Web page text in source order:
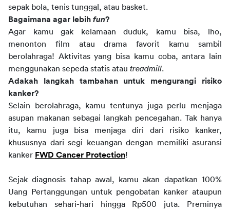
sepak bola, tenis tunggal, atau basket.
Bagaimana agar lebih fun?
Agar kamu gak kelamaan duduk, kamu bisa, lho,
menonton film atau drama favorit kamu sambil
berolahraga! Aktivitas yang bisa kamu coba, antara lain
menggunakan sepeda statis atau treadmill.
Adakah langkah tambahan untuk mengurangi risiko
kanker?
Selain berolahraga, kamu tentunya juga perlu menjaga
asupan makanan sebagai langkah pencegahan. Tak hanya
itu, kamu juga bisa menjaga diri dari risiko kanker,
khususnya dari segi keuangan dengan memiliki asuransi
kanker FWD Cancer Protection!
Sejak diagnosis tahap awal, kamu akan dapatkan 100%
Uang Pertanggungan untuk pengobatan kanker ataupun
kebutuhan sehari-hari hingga Rp500 juta. Preminya